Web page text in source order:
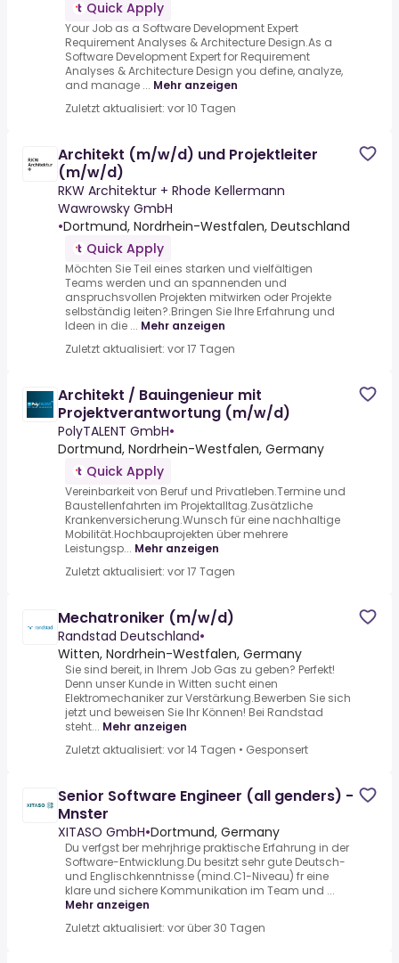
Quick Apply
Your Job as a Software Development Expert
Requirement Analyses & Architecture Design.As a
Software Development Expert for Requirement
Analyses & Architecture Design you define, analyze,
and manage ... Mehr anzeigen
Zuletzt aktualisiert: vor 10 Tagen
Architekt (m/w/d) und Projektleiter
(m/w/d)
RKW Architektur + Rhode Kellermann
Wawrowsky GmbH
•Dortmund, Nordrhein-Westfalen, Deutschland
Quick Apply
Möchten Sie Teil eines starken und vielfältigen
Teams werden und an spannenden und
anspruchsvollen Projekten mitwirken oder Projekte
selbständig leiten?.Bringen Sie Ihre Erfahrung und
Ideen in die ... Mehr anzeigen
Zuletzt aktualisiert: vor 17 Tagen
Architekt / Bauingenieur mit
Projektverantwortung (m/w/d)
PolyTALENT GmbH•
Dortmund, Nordrhein-Westfalen, Germany
Quick Apply
Vereinbarkeit von Beruf und Privatleben.Termine und
Baustellenfahrten im Projektalltag.Zusätzliche
Krankenversicherung.Wunsch für eine nachhaltige
Mobilität.Hochbauprojekten über mehrere
Leistungsp... Mehr anzeigen
Zuletzt aktualisiert: vor 17 Tagen
Mechatroniker (m/w/d)
Randstad Deutschland•
Witten, Nordrhein-Westfalen, Germany
Sie sind bereit, in Ihrem Job Gas zu geben? Perfekt!
Denn unser Kunde in Witten sucht einen
Elektromechaniker zur Verstärkung.Bewerben Sie sich
jetzt und beweisen Sie Ihr Können! Bei Randstad
steht... Mehr anzeigen
Zuletzt aktualisiert: vor 14 Tagen • Gesponsert
Senior Software Engineer (all genders) -
Mnster
XITASO GmbH•Dortmund, Germany
Du verfgst ber mehrjhrige praktische Erfahrung in der
Software-Entwicklung.Du besitzt sehr gute Deutsch-
und Englischkenntnisse (mind.C1-Niveau) fr eine
klare und sichere Kommunikation im Team und ...
Mehr anzeigen
Zuletzt aktualisiert: vor über 30 Tagen